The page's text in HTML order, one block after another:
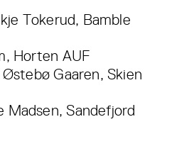
Tokerud, Bamble
Horten AUF
Gaaren, Skien
Madsen, Sandefjord